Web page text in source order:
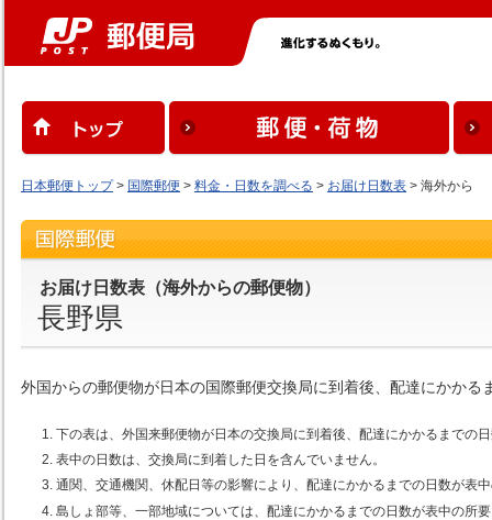
日本郵便トップ> 国際郵便 > 料金・日数を調べる > お届け日数表 > 海外から
お届け日数表（海外からの郵便物）
長野県
外国からの郵便物が日本の国際郵便交換局に到着後、配達にかかる
下の表は、外国来郵便物が日本の交換局に到着後、配達にかかるまでの
表中の日数は、交換局に到着した日を含んでいません。
通関、交通機関、休配日等の影響により、配達にかかるまでの日数が表
島しょ部等、一部地域については、配達にかかるまでの日数が表中の所